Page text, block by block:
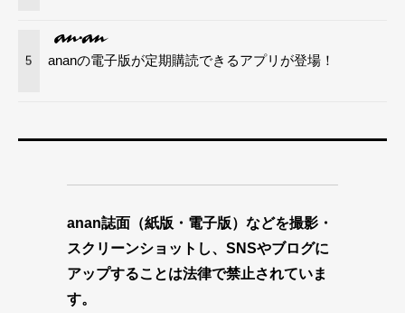
5 ananの電子版が定期購読できるアプリが登場！
anan誌面（紙版・電子版）などを撮影・
スクリーンショットし、SNSやブログに
アップすることは法律で禁止されていま
す。